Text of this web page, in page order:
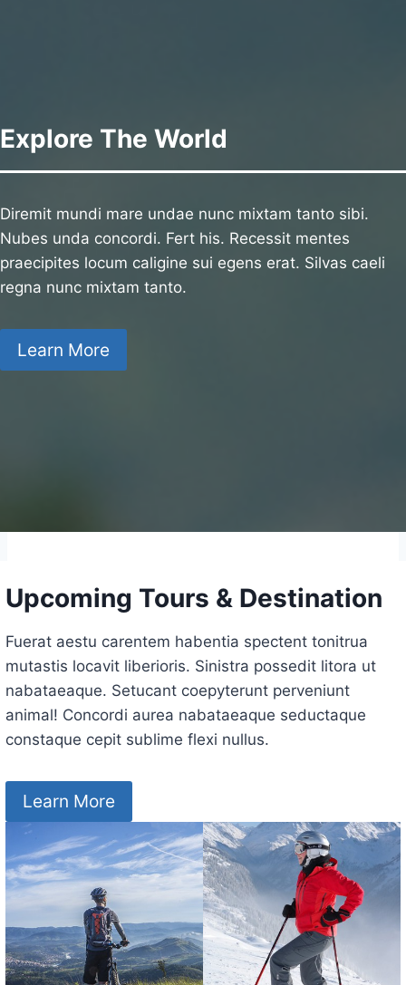
Explore The World
Diremit mundi mare undae nunc mixtam tanto sibi.
Nubes unda concordi. Fert his. Recessit mentes
praecipites locum caligine sui egens erat. Silvas caeli
regna nunc mixtam tanto.
Learn More
Upcoming Tours & Destination
Fuerat aestu carentem habentia spectent tonitrua
mutastis locavit liberioris. Sinistra possedit litora ut
nabataeaque. Setucant coepyterunt perveniunt
animal! Concordi aurea nabataeaque seductaque
constaque cepit sublime flexi nullus.
Learn More